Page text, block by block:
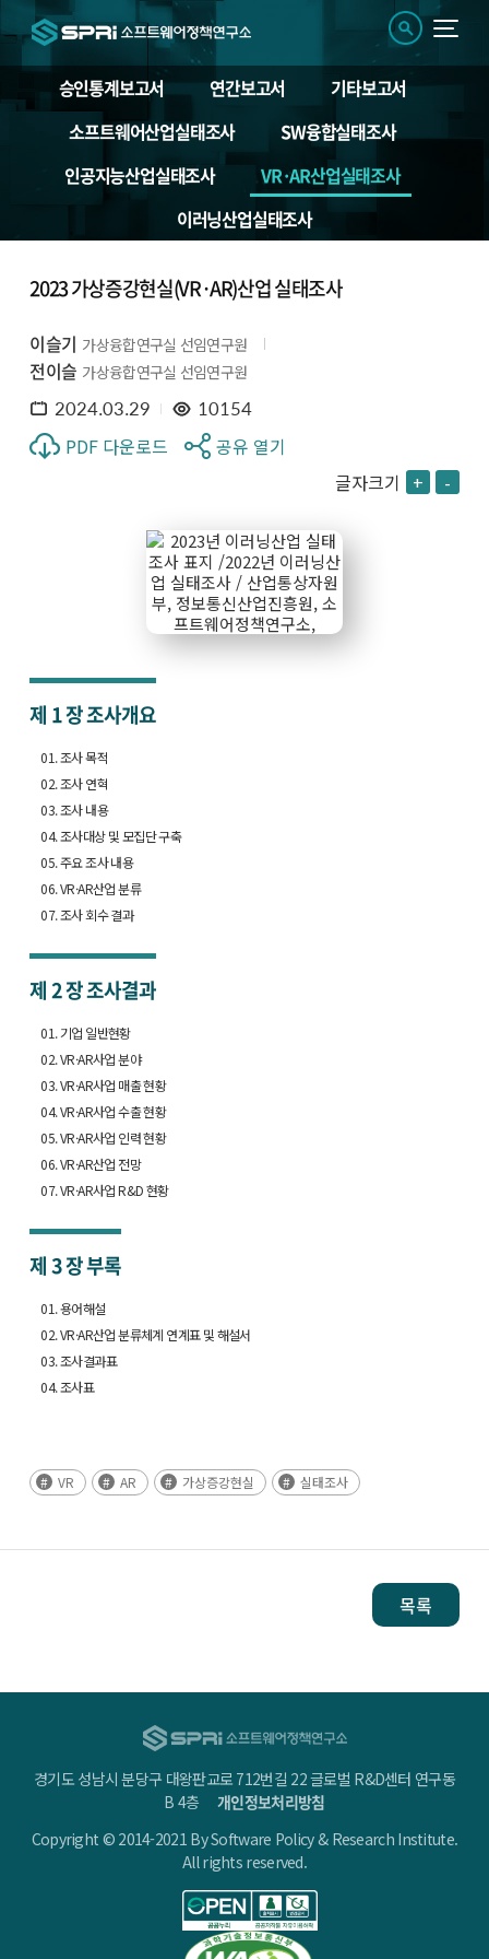
승인통계보고서 연간보고서
기타보고서
소프트웨어산업실태조사
SW융합실태조사
인공지능산업실태조사
VR·AR산업실태조사
이러닝산업실태조사
2023 가상증강현실(VR·AR)산업 실태조사
이슬기 가상융합연구실 선임연구원
전이슬 가상융합연구실 선임연구원
2024.03.29 10154
PDF 다운로드
공유 열기
글자크기 + -
제 1 장조사개요
01. 조사 목적
02. 조사 연혁
03. 조사 내용
04. 조사대상 및 모집단 구축
05. 주요 조사 내용
06. VR·AR산업 분류
07. 조사 회수 결과
제 2 장조사결과
01. 기업 일반현황
02. VR·AR사업 분야
03. VR·AR사업 매출 현황
04. VR·AR사업 수출 현황
05. VR·AR사업 인력 현황
06. VR·AR산업 전망
07. VR·AR사업 R&D 현황
제 3 장부록
01. 용어해설
02. VR·AR산업 분류체계 연계표 및 해설서
03. 조사결과표
04. 조사표
VR AR 가상증강현실 실태조사
목록
경기도 성남시 분당구 대왕판교로 712번길 22 글로벌 R&D센터 연구동
B 4층개인정보처리방침
Copyright © 2014-2021 By Software Policy & Research Institute.
All rights reserved.